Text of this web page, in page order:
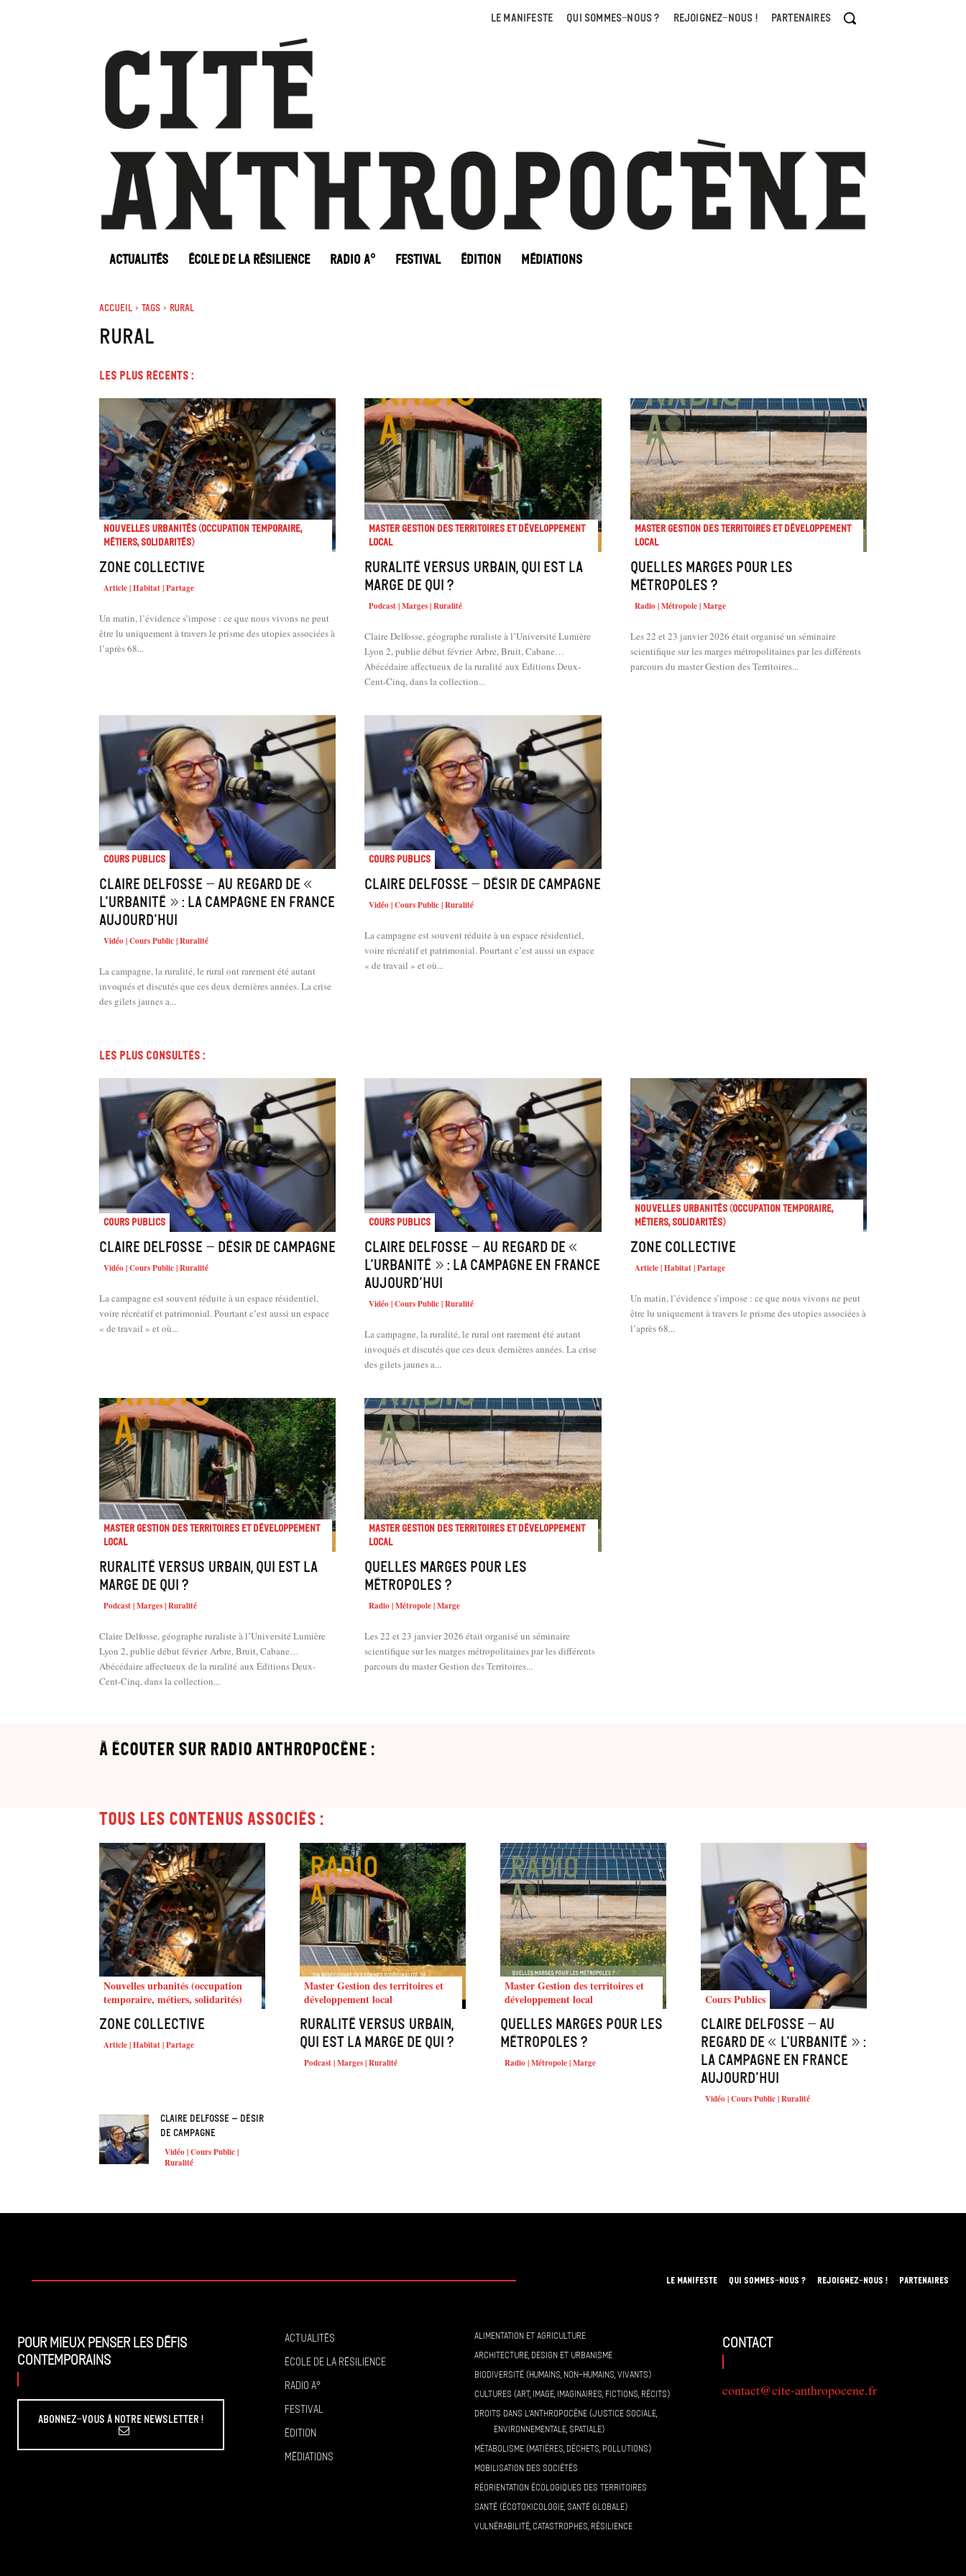
LE MANIFESTE QUI SOMMES-NOUS ? REJOIGNEZ-NOUS ! PARTENAIRES
ACTUALITÉS ÉCOLE DE LA RÉSILIENCE RADIO A° FESTIVAL ÉDITION MÉDIATIONS
Accueil Tags Rural
Rural
Les plus récents :
Nouvelles urbanités (occupation temporaire,
métiers, solidarités)
Zone collective
Article | Habitat | Partage
Un matin, l’évidence s’impose : ce que nous vivons ne peut
être lu uniquement à travers le prisme des utopies associées à
l’après 68...
Master Gestion des territoires et développement
local
Ruralité versus urbain, qui est la
marge de qui ?
Podcast | Marges | Ruralité
Claire Delfosse, géographe ruraliste à l’Université Lumière
Lyon 2, publie début février Arbre, Bruit, Cabane…
Abécédaire affectueux de la ruralité aux Éditions Deux-
Cent-Cinq, dans la collection...
Master Gestion des territoires et développement
local
Quelles marges pour les
métropoles ?
Radio | Métropole | Marge
Les 22 et 23 janvier 2026 était organisé un séminaire
scientifique sur les marges métropolitaines par les différents
parcours du master Gestion des Territoires...
Cours Publics
Claire Delfosse – Au regard de «
l’urbanité » : la campagne en France
aujourd’hui
Vidéo | Cours Public | Ruralité
La campagne, la ruralité, le rural ont rarement été autant
invoqués et discutés que ces deux dernières années. La crise
des gilets jaunes a...
Cours Publics
Claire Delfosse – Désir de campagne
Vidéo | Cours Public | Ruralité
La campagne est souvent réduite à un espace résidentiel,
voire récréatif et patrimonial. Pourtant c’est aussi un espace
« de travail » et où...
Les plus consultés :
Cours Publics
Claire Delfosse – Désir de campagne
Vidéo | Cours Public | Ruralité
La campagne est souvent réduite à un espace résidentiel,
voire récréatif et patrimonial. Pourtant c’est aussi un espace
« de travail » et où...
Cours Publics
Claire Delfosse – Au regard de «
l’urbanité » : la campagne en France
aujourd’hui
Vidéo | Cours Public | Ruralité
La campagne, la ruralité, le rural ont rarement été autant
invoqués et discutés que ces deux dernières années. La crise
des gilets jaunes a...
Nouvelles urbanités (occupation temporaire,
métiers, solidarités)
Zone collective
Article | Habitat | Partage
Un matin, l’évidence s’impose : ce que nous vivons ne peut
être lu uniquement à travers le prisme des utopies associées à
l’après 68...
Master Gestion des territoires et développement
local
Ruralité versus urbain, qui est la
marge de qui ?
Podcast | Marges | Ruralité
Claire Delfosse, géographe ruraliste à l’Université Lumière
Lyon 2, publie début février Arbre, Bruit, Cabane…
Abécédaire affectueux de la ruralité aux Éditions Deux-
Cent-Cinq, dans la collection...
Master Gestion des territoires et développement
local
Quelles marges pour les
métropoles ?
Radio | Métropole | Marge
Les 22 et 23 janvier 2026 était organisé un séminaire
scientifique sur les marges métropolitaines par les différents
parcours du master Gestion des Territoires...
à écouter sur Radio Anthropocène :
Tous les contenus associés :
Nouvelles urbanités (occupation
temporaire, métiers, solidarités)
Zone collective
Article | Habitat | Partage
Master Gestion des territoires et
développement local
Ruralité versus urbain,
qui est la marge de qui ?
Podcast | Marges | Ruralité
Master Gestion des territoires et
développement local
Quelles marges pour les
métropoles ?
Radio | Métropole | Marge
Cours Publics
Claire Delfosse – Au
regard de « l’urbanité » :
la campagne en France
aujourd’hui
Vidéo | Cours Public | Ruralité
Claire Delfosse – Désir
de campagne
Vidéo | Cours Public |
Ruralité
LE MANIFESTE QUI SOMMES-NOUS ? REJOIGNEZ-NOUS ! PARTENAIRES
Pour mieux penser les défis
contemporains
Abonnez-vous à Notre Newsletter !
Actualités
École de la résilience
Radio A°
Festival
Édition
Médiations
ALIMENTATION ET AGRICULTURE
ARCHITECTURE, DESIGN ET URBANISME
BIODIVERSITÉ (HUMAINS, NON-HUMAINS, VIVANTS)
CULTURES (ART, IMAGE, IMAGINAIRES, FICTIONS, RÉCITS)
DROITS DANS L’ANTHROPOCÈNE (JUSTICE SOCIALE,
ENVIRONNEMENTALE, SPATIALE)
MÉTABOLISME (MATIÈRES, DÉCHETS, POLLUTIONS)
MOBILISATION DES SOCIÉTÉS
RÉORIENTATION ÉCOLOGIQUES DES TERRITOIRES
SANTÉ (ÉCOTOXICOLOGIE, SANTÉ GLOBALE)
VULNÉRABILITÉ, CATASTROPHES, RÉSILIENCE
contact
contact@cite-anthropocene.fr